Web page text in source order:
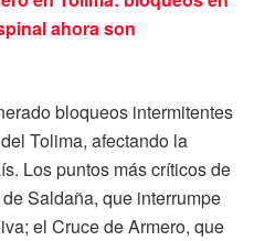
ahora son
bloqueos intermitentes
Tolima, afectando la
Los puntos más críticos de
Saldaña, que interrumpe
el Cruce de Armero, que